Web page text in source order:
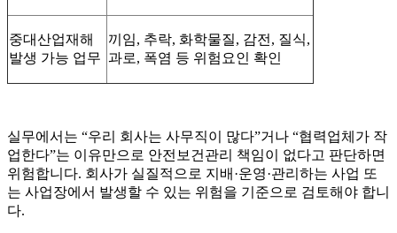
중대산업재해
발생 가능 업무
끼임, 추락, 화학물질, 감전, 질식,
과로, 폭염 등 위험요인 확인
실무에서는 “우리 회사는 사무직이 많다”거나 “협력업체가 작
업한다”는 이유만으로 안전보건관리 책임이 없다고 판단하면
위험합니다. 회사가 실질적으로 지배·운영·관리하는 사업 또
는 사업장에서 발생할 수 있는 위험을 기준으로 검토해야 합니
다.